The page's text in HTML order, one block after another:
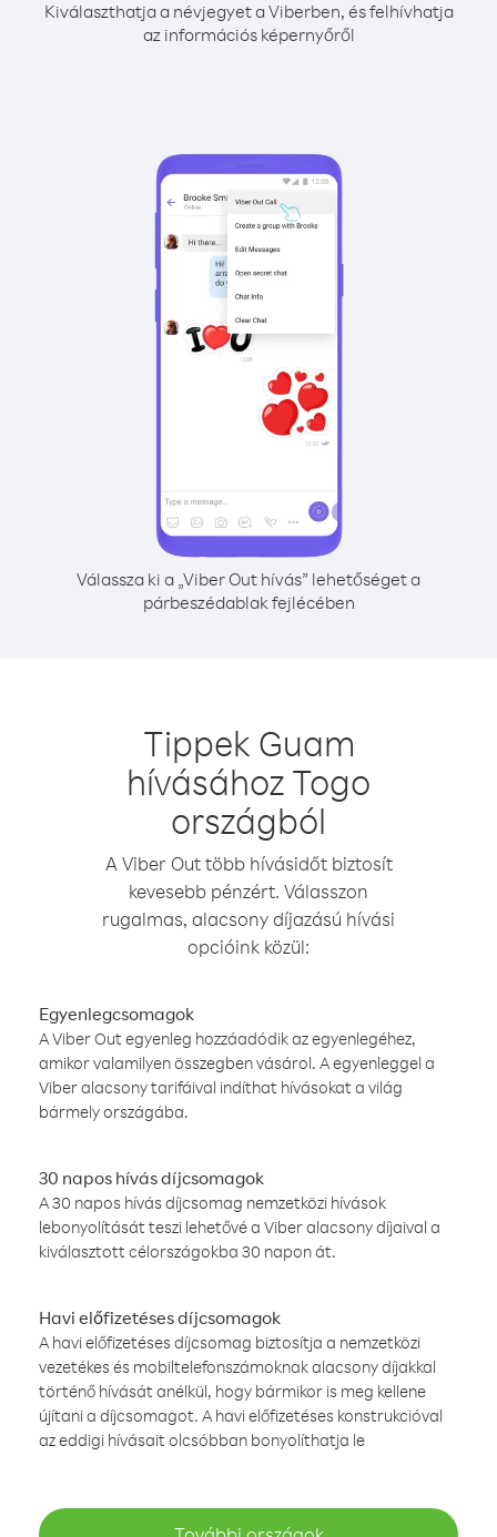
Kiválaszthatja a névjegyet a Viberben, és felhívhatja
az információs képernyőről
Válassza ki a „Viber Out hívás” lehetőséget a
párbeszédablak fejlécében
Tippek Guam
hívásához Togo
országból
A Viber Out több hívásidőt biztosít
kevesebb pénzért. Válasszon
rugalmas, alacsony díjazású hívási
opcióink közül:
Egyenlegcsomagok
A Viber Out egyenleg hozzáadódik az egyenlegéhez,
amikor valamilyen összegben vásárol. A egyenleggel a
Viber alacsony tarifáival indíthat hívásokat a világ
bármely országába.
30 napos hívás díjcsomagok
A 30 napos hívás díjcsomag nemzetközi hívások
lebonyolítását teszi lehetővé a Viber alacsony díjaival a
kiválasztott célországokba 30 napon át.
Havi előfizetéses díjcsomagok
A havi előfizetéses díjcsomag biztosítja a nemzetközi
vezetékes és mobiltelefonszámoknak alacsony díjakkal
történő hívását anélkül, hogy bármikor is meg kellene
újítani a díjcsomagot. A havi előfizetéses konstrukcióval
az eddigi hívásait olcsóbban bonyolíthatja le